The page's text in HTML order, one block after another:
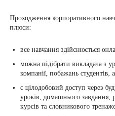
Проходження корпоративного
плюси:
все навчання здійснюється
можна підібрати викладача з
компанії, побажань студентів,
є цілодобовий доступ через
уроків, домашнього завдання,
курсів та словникового